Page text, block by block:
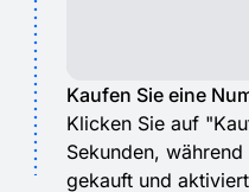
Kaufen Sie eine
Klicken Sie auf
Sekunden,
gekauft und